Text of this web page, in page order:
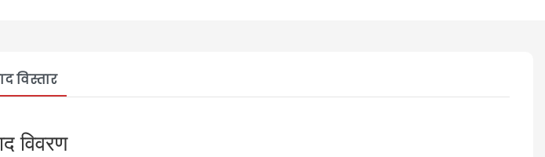
विस्तार
विवरण